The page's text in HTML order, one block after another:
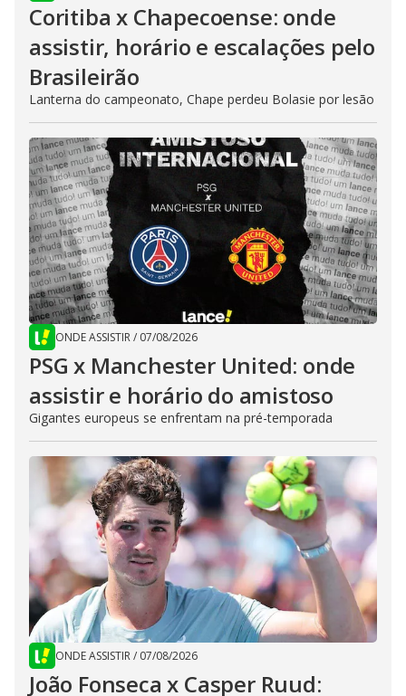
Coritiba x Chapecoense: onde
assistir, horário e escalações pelo
Brasileirão
Lanterna do campeonato, Chape perdeu Bolasie por lesão
ONDE ASSISTIR/ 07/08/2026
PSG x Manchester United: onde
assistir e horário do amistoso
Gigantes europeus se enfrentam na pré-temporada
ONDE ASSISTIR/ 07/08/2026
João Fonseca x Casper Ruud: